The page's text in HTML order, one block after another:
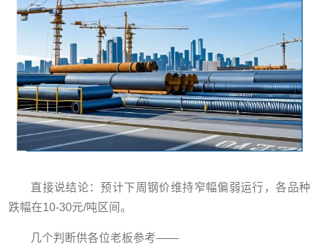
直接说结论：预计下周钢价维持窄幅偏弱运行，各品种
跌幅在10-30元/吨区间。
几个判断供各位老板参考——